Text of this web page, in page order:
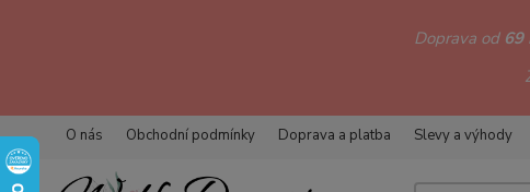
Doprava od 69
O nás Obchodní podmínky Doprava a platba Slevy a výhody